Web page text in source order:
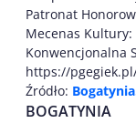
Patronat
Mecenas Kultury:
Konwencjonalna
https://
Źródło:
BOGATYNIA